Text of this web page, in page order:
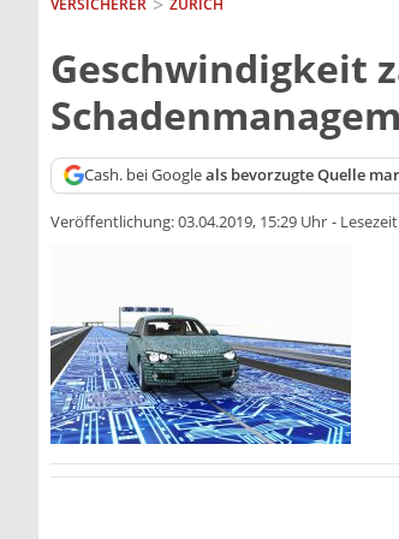
Geschwindigkeit
Cash. bei Googleals bevorzugte Quelle
Veröffentlichung:03.04.2019, 15:29 Uhr -